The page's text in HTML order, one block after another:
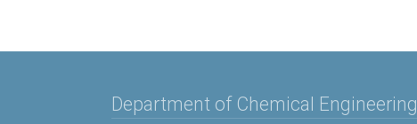
Department of Chemical Engineering